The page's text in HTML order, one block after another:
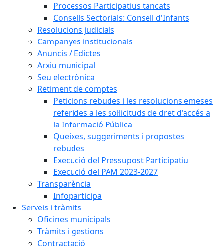
Processos Participatius tancats
Consells Sectorials: Consell d'Infants
Resolucions judicials
Campanyes institucionals
Anuncis / Edictes
Arxiu municipal
Seu electrònica
Retiment de comptes
Peticions rebudes i les resolucions emeses
referides a les sol·licituds de dret d'accés a
la Informació Pública
Queixes, suggeriments i propostes
rebudes
Execució del Pressupost Participatiu
Execució del PAM 2023-2027
Transparència
Infoparticipa
Serveis i tràmits
Oficines municipals
Tràmits i gestions
Contractació